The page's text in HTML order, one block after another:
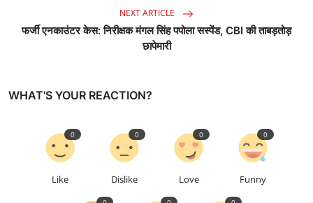
NEXT ARTICLE
फर्जी एनकाउंटर केस: निरीक्षक मंगल सिंह पपोला सस्पेंड, CBI की ताबड़तोड़
छापेमारी
WHAT'S YOUR REACTION?
Like
0
Dislike
0
Love
0
Funny
0